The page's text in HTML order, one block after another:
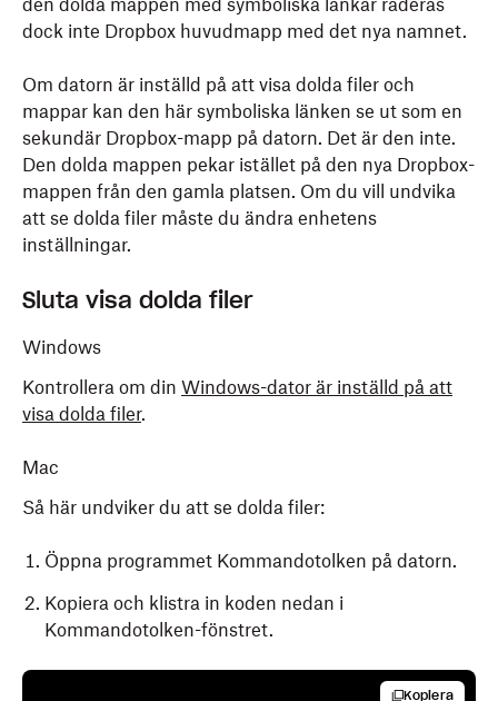
den dolda mappen med symboliska länkar raderas
dock inte Dropbox huvudmapp med det nya namnet.
Om datorn är inställd på att visa dolda filer och
mappar kan den här symboliska länken se ut som en
sekundär Dropbox-mapp på datorn. Det är den inte.
Den dolda mappen pekar istället på den nya Dropbox-
mappen från den gamla platsen. Om du vill undvika
att se dolda filer måste du ändra enhetens
inställningar.
Sluta visa dolda filer
Windows
Kontrollera om din Windows-dator är inställd på att
visa dolda filer.
Mac
Så här undviker du att se dolda filer:
Öppna programmet Kommandotolken på datorn.
Kopiera och klistra in koden nedan i
Kommandotolken-fönstret.
Kopiera